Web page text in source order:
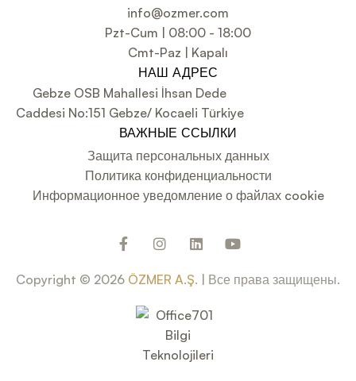
info@ozmer.com
Pzt-Cum | 08:00 - 18:00
Cmt-Paz | Kapalı
НАШ АДРЕС
Gebze OSB Mahallesi İhsan Dede
Caddesi No:151 Gebze/ Kocaeli Türkiye
ВАЖНЫЕ ССЫЛКИ
Защита персональных данных
Политика конфиденциальности
Информационное уведомление о файлах cookie
Copyright © 2026 ÖZMER A.Ş. | Все права защищены.